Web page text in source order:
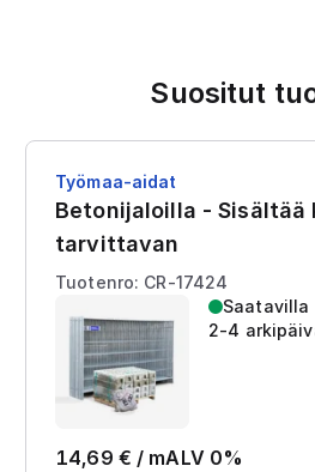
Suositut
Työmaa-aidat
Betonijaloilla - Sisältää
tarvittavan
Tuotenro: CR-17424
Saatavilla
2-4
14,69 € / mALV 0%